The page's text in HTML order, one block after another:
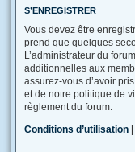
S’ENREGISTRER
Vous devez être
prend que quelques
L’administrateur du
additionnelles aux
assurez-vous d’avoir
et de notre politique de
règlement du forum.
Conditions d’utilisation |